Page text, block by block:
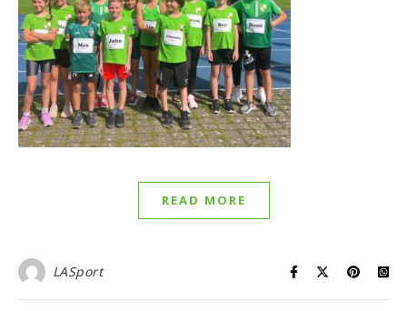
READ MORE
LASport